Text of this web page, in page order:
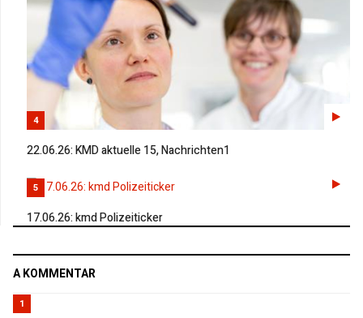
4
22.06.26: KMD aktuelle 15, Nachrichten1
5
17.06.26: kmd Polizeiticker
A KOMMENTAR
1